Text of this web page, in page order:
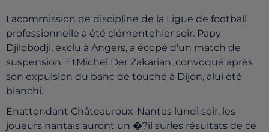
Lacommission de discipline de la Ligue de football
professionnelle a été clémentehier soir. Papy
Djilobodji, exclu à Angers, a écopé d'un match de
suspension. EtMichel Der Zakarian, convoqué après
son expulsion du banc de touche à Dijon, alui été
blanchi.
Enattendant Châteauroux-Nantes lundi soir, les
joueurs nantais auront un �?il surles résultats de ce